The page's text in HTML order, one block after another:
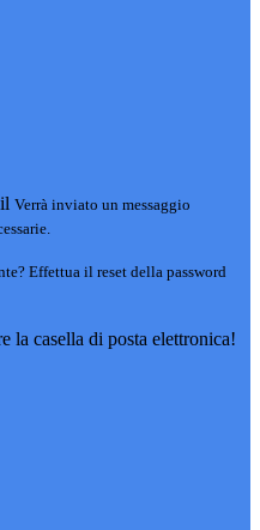
Verrà inviato un messaggio
Effettua il reset della password
la casella di posta elettronica!